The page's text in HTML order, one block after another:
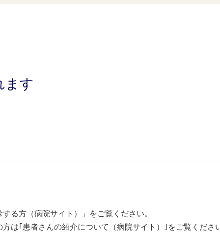
ます
る方（病院サイト）」をご覧ください。
は｢患者さんの紹介について（病院サイト）｣をご覧くださ